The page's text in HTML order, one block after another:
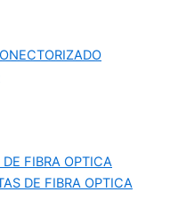
FIBRA OPTICA
DE FIBRA OPTICA